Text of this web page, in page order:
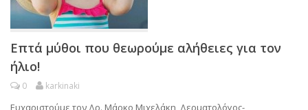
Επτά μύθοι που θεωρούμε αλήθειες για τον
ήλιο!
0 karkinaki
Ευχαριστούμε τον Δρ. Μάρκο Μιχελάκη, Δερματολόγος-